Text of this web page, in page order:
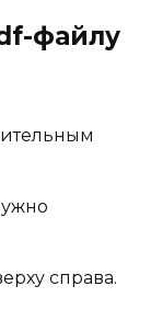
файлу
справа.